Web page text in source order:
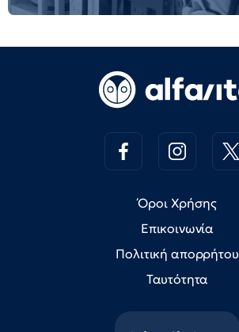
Όροι Χρήσης
Επικοινωνία
Πολιτική απορρήτου
Ταυτότητα